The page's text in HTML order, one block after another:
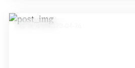
发布于 2020-04-26